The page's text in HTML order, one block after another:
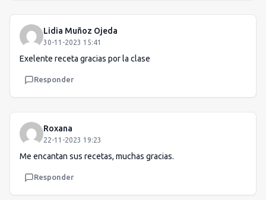
Lidia Muñoz Ojeda
30-11-2023 15:41
Exelente receta gracias por la clase
Responder
Roxana
22-11-2023 19:23
Me encantan sus recetas, muchas gracias.
Responder